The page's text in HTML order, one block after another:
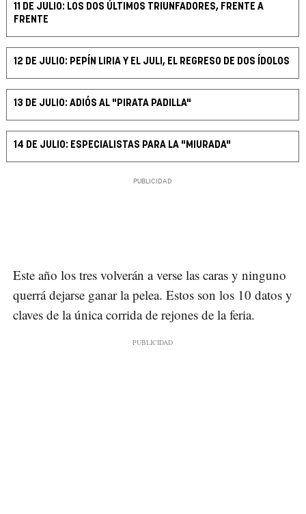
11 DE JULIO: LOS DOS ÚLTIMOS TRIUNFADORES, FRENTE A
FRENTE
12 DE JULIO: PEPÍN LIRIA Y EL JULI, EL REGRESO DE DOS ÍDOLOS
13 DE JULIO: ADIÓS AL "PIRATA PADILLA"
14 DE JULIO: ESPECIALISTAS PARA LA "MIURADA"
Este año los tres volverán a verse las caras y ninguno
querrá dejarse ganar la pelea. Estos son los 10 datos y
claves de la única corrida de rejones de la feria.